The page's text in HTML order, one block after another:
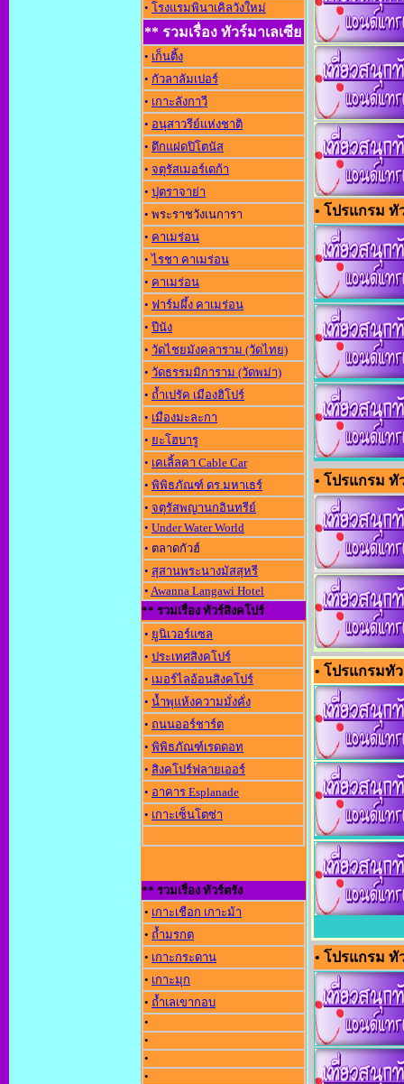
• โรงแรมพินาเคิลวังใหม่
** รวมเรื่อง ทัวร์มาเลเซีย
• เก็นติ้ง
• กัวลาลัมเปอร์
• เกาะลังกาวี
• อนุสาวรีย์แห่งชาต
• ตึกแฝดปิโตนัส
• จตุรัสเมอร์เดก้า
• ปุตราจาย่า
• พระราชวังเนการา
• คาเมร่อน
•ไรชา คาเมร่อน
• คาเมร่อน
• ฟาร์มผึ้ง คาเมร่อน
• ปีนัง
• วัดไชยมังคลาราม (วัดไทย)
• วัดธรรมมิการาม (วัดพม่า)
• ถ้ำเปรัค เมืองฮิโปร์
• เมืองมะละกา
• ยะโฮบารู
• เคเลิ้ลคา Cable Car
• พิพิธภัณฑ์ ดร.มหาเธร์
• จตุรัสพญานกอินทรีย์
• Under Water World
• ตลาดกัวฮ์
• สุสานพระนางมัสสุหรี
• Awanna Langawi Hotel
** รวมเรื่อง ทัวร์สิงคโปร์
• ยูนิเวอร์แซล
• ประเทศสิงคโปร์
• เมอร์ไลอ้อนสิงคโปร์
• น้ำพุแห้งความมั่งคั่ง
• ถนนออร์ชาร์ต
• พิพิธภัณฑ์เรดดอท
• สิงคโปร์ฟลายเออร์
• อาคาร Esplanade
• เกาะเซ็นโตซ่า
** รวมเรื่อง ทัวร์ตรัง
• เกาะเชือก เกาะม้า
• ถ้ำมรกต
• เกาะกระดาน
• เกาะมุก
• ถ้ำเลเขากอบ
•
•
•
•
• โปรแกรม ทั
• โปรแกรม ทั
• โปรแกรมทั
• โปรแกรม ทั